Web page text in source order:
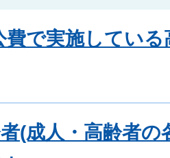
費で実施してい
(成人・高齢者の